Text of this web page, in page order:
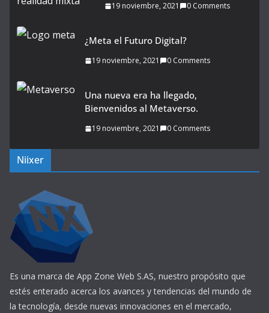
19 noviembre, 2021 0 Comments
¿Meta el Futuro Digital?
19 noviembre, 2021 0 Comments
Una nueva era ha llegado,
Bienvenidos al Metaverso.
19 noviembre, 2021 0 Comments
Niixer
Es una marca de App Zone Web S.AS, nuestro propósito que
estés enterado acerca los avances y tendencias del mundo de
la tecnología, desde nuevas innovaciones en el mercado,